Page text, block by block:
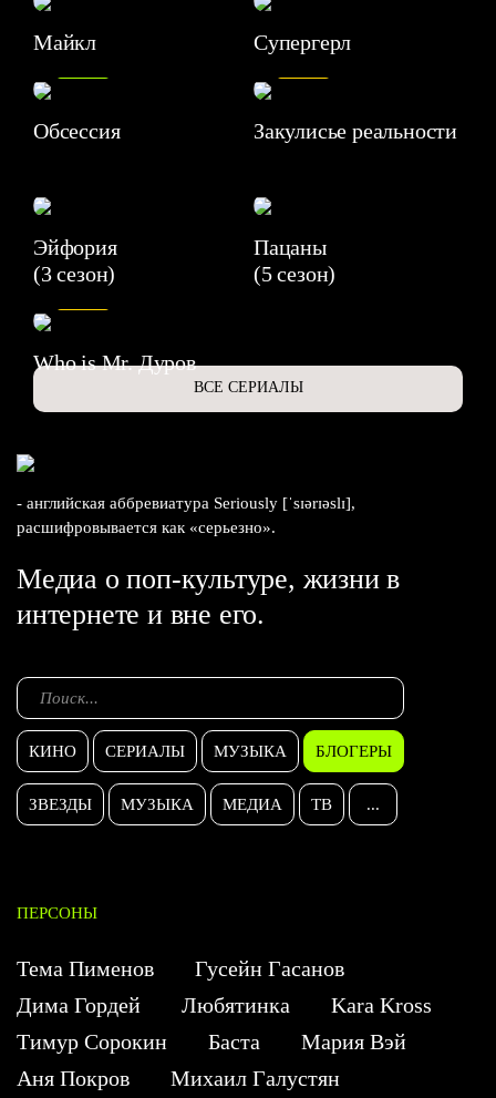
Майкл Супергерл
Обсессия
7.1
Закулисье реальности
Эйфория
(3 сезон)
Пацаны
(5 сезон)
6.3
Who is Mr. Дуров
ВСЕ СЕРИАЛЫ
- английская аббревиатура Seriously [ˈsɪərɪəslɪ],
расшифровывается как «серьезно».
Медиа о поп-культуре, жизни в
интернете и вне его.
КИНО СЕРИАЛЫ МУЗЫКА БЛОГЕРЫ
ЗВЕЗДЫ МУЗЫКА МЕДИА ТВ ...
ПЕРСОНЫ
Тема Пименов
Гусейн Гасанов
Дима Гордей
Любятинка
Kara Kross
Тимур Сорокин
Баста
Мария Вэй
Аня Покров
Михаил Галустян